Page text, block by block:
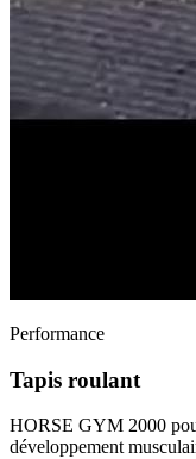
Performance
Tapis roulant
HORSE GYM 2000
développement